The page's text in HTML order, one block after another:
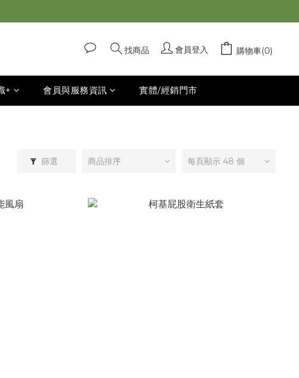
找商品 會員登入 購物車(0)
+ 會員與服務資訊 實體/經銷門市
篩選 商品排序 每頁顯示 48 個